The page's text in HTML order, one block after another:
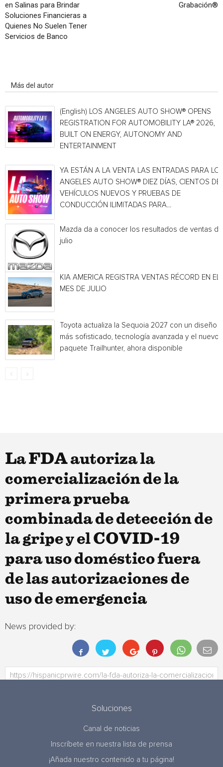
en Salinas para Brindar
Soluciones Financieras a
Quienes No Suelen Tener
Servicios de Banco
Grabación®
Más del autor
(English) LOS ANGELES AUTO SHOW® OPENS
REGISTRATION FOR AUTOMOBILITY LA® 2026,
BUILT ON ENERGY, AUTONOMY AND
ENTERTAINMENT
YA ESTÁN A LA VENTA LAS ENTRADAS PARA
ANGELES AUTO SHOW® DIEZ DÍAS, CIENTOS DE
VEHÍCULOS NUEVOS Y PRUEBAS DE
CONDUCCIÓN ILIMITADAS PARA...
Mazda da a conocer los resultados de ventas de
julio
KIA AMERICA REGISTRA VENTAS RÉCORD EN EL
MES DE JULIO
Toyota actualiza la Sequoia 2027 con un diseño
más sofisticado, tecnología avanzada y el nuevo
paquete Trailhunter, ahora disponible
La FDA autoriza la
comercialización de la
primera prueba
combinada de detección de
la gripe y el COVID-19
para uso doméstico fuera
de las autorizaciones de
uso de emergencia
News provided by:
Soluciones
Canal de noticias
Inscríbete en nuestra lista de prensa
¡Añada nuestro contenido a tu página!